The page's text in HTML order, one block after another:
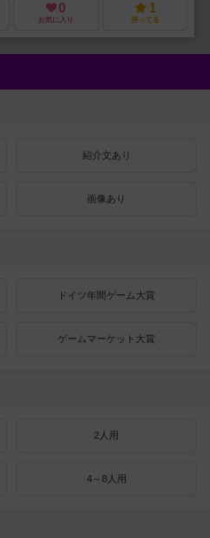
0
お気に入り
1
持ってる
紹介文あり
画像あり
ドイツ年間ゲーム大賞
ゲームマーケット大賞
2人用
4～8人用